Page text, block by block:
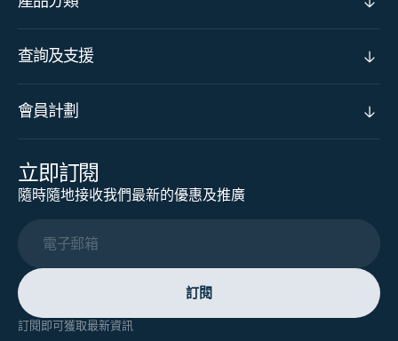
查詢及支援
會員計劃
立即訂閱
隨時隨地接收我們最新的優惠及推廣
電子郵箱
訂閱
訂閱即可獲取最新資訊